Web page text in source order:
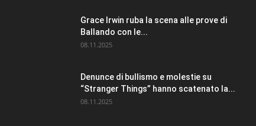
Grace Irwin ruba la scena alle prove di
Ballando con le...
08.11.2025
Denunce di bullismo e molestie su
“Stranger Things” hanno scatenato la...
08.11.2025